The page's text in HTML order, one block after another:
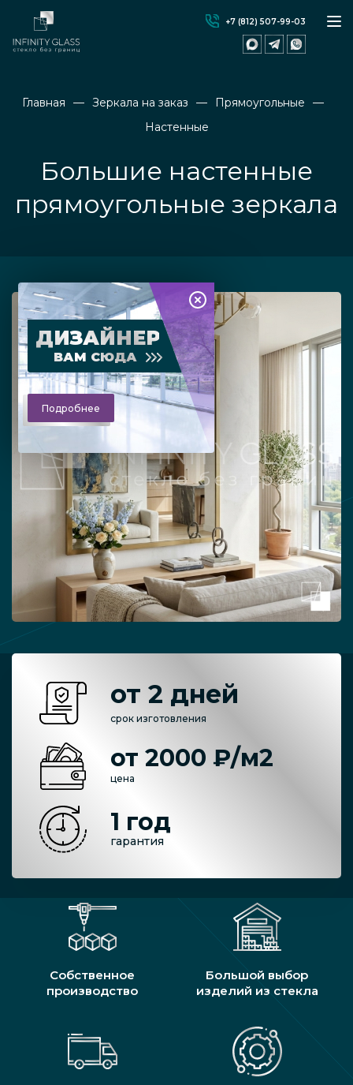
+7 (812) 507-99-03
Главная Зеркала на заказ
Прямоугольные
Настенные
Большие настенные
прямоугольные зеркала
ДИЗАЙНЕР
ВАМ СЮДА
Подробнее
от 2 дней
срок изготовления
от 2000 ₽/м2
цена
1 год
гарантия
Собственное
производство
Большой выбор
изделий из стекла